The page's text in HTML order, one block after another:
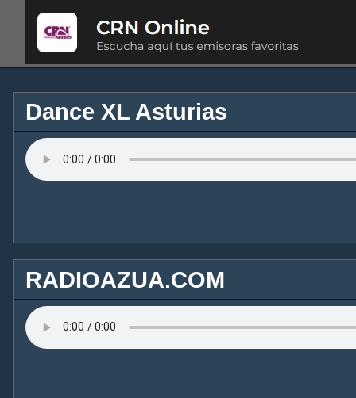
Dance XL Asturias
RADIOAZUA.COM